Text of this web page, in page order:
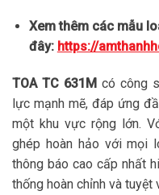
Xem thêm các mẫu
đây: https://
TOA TC 631M có công
lực mạnh mẽ, đáp ứng
một khu vực rộng lớn.
ghép hoàn hảo với mọi
thông báo cao cấp nhất
thống hoàn chỉnh và tuyệt